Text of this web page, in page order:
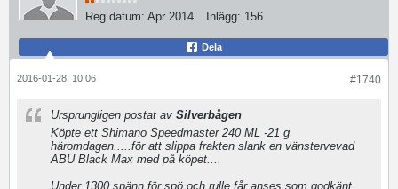
Reg.datum: Apr 2014 Inlägg: 156
Dela
#1740
2016-01-28, 10:06
Ursprungligen postat av Silverbågen
Köpte ett Shimano Speedmaster 240 ML -21 g
häromdagen.....för att slippa frakten slank en vänstervevad
ABU Black Max med på köpet....
Under 1300 spänn för spö och rulle får anses som godkänt